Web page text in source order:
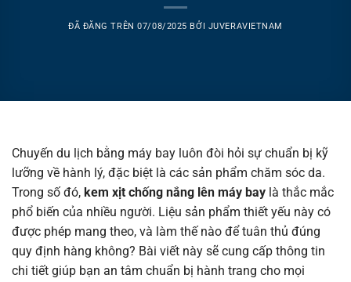
ĐÃ ĐĂNG TRÊN07/08/2025 BỞI JUVERAVIETNAM
Chuyến du lịch bằng máy bay luôn đòi hỏi sự chuẩn bị kỹ
lưỡng về hành lý, đặc biệt là các sản phẩm chăm sóc da.
Trong số đó, kem xịt chống nắng lên máy bay là thắc mắc
phổ biến của nhiều người. Liệu sản phẩm thiết yếu này có
được phép mang theo, và làm thế nào để tuân thủ đúng
quy định hàng không? Bài viết này sẽ cung cấp thông tin
chi tiết giúp bạn an tâm chuẩn bị hành trang cho mọi